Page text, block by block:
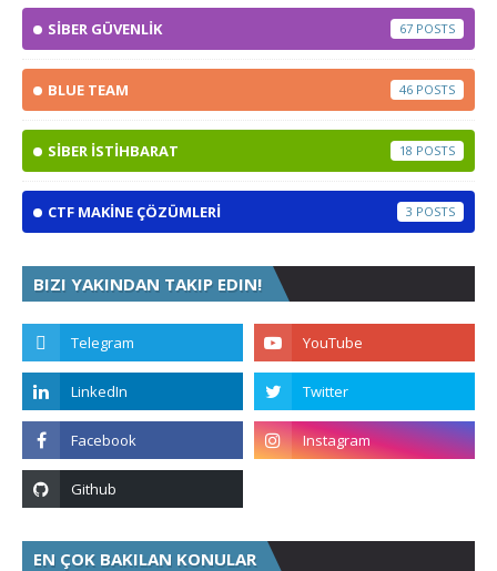
SİBER GÜVENLİK 67
BLUE TEAM 46
SİBER İSTİHBARAT 18
CTF MAKİNE ÇÖZÜMLERİ 3
BIZI YAKINDAN TAKIP EDIN!
EN ÇOK BAKILAN KONULAR